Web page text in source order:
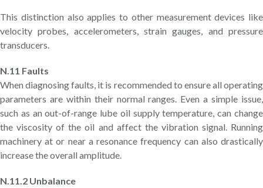
This distinction also applies to other measurement devices like
velocity probes, accelerometers, strain gauges, and pressure
transducers.
N.11 Faults
When diagnosing faults, it is recommended to ensure all operating
parameters are within their normal ranges. Even a simple issue,
such as an out-of-range lube oil supply temperature, can change
the viscosity of the oil and affect the vibration signal. Running
machinery at or near a resonance frequency can also drastically
increase the overall amplitude.
N.11.2 Unbalance